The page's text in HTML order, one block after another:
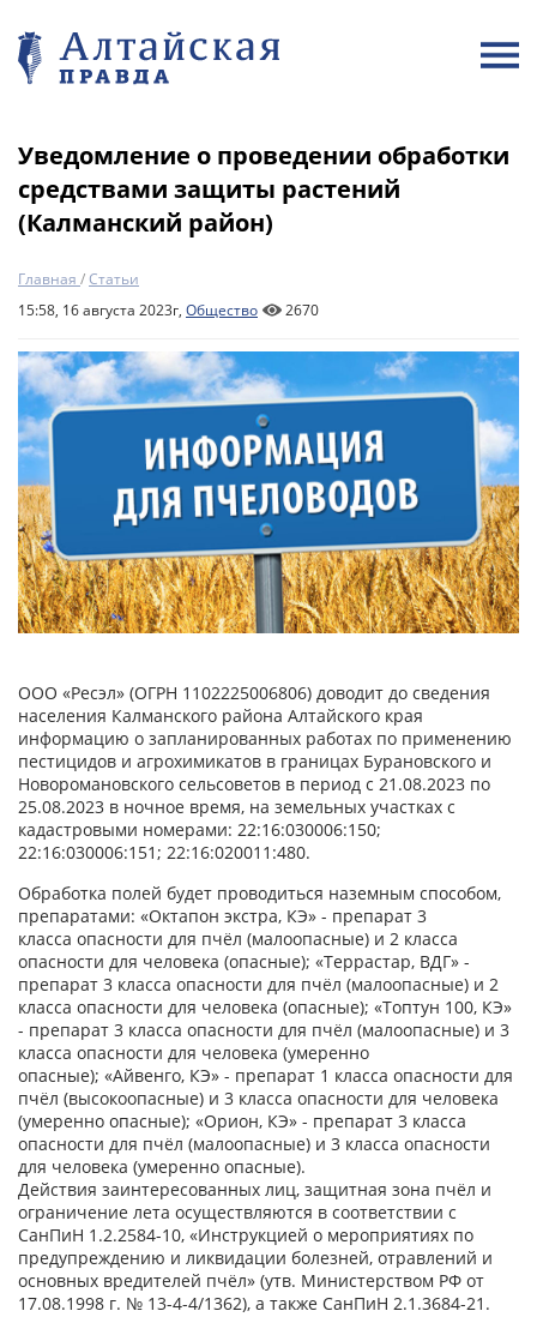
Уведомление о проведении обработки
средствами защиты растений
(Калманский район)
Главная /Статьи
15:58, 16 августа 2023г, Общество 2670
ООО «Ресэл» (ОГРН 1102225006806) доводит до сведения
населения Калманского района Алтайского края
информацию о запланированных работах по применению
пестицидов и агрохимикатов в границах Бурановского и
Новоромановского сельсоветов в период с 21.08.2023 по
25.08.2023 в ночное время, на земельных участках с
кадастровыми номерами: 22:16:030006:150;
22:16:030006:151; 22:16:020011:480.
Обработка полей будет проводиться наземным способом,
препаратами: «Октапон экстра, КЭ» - препарат 3
класса опасности для пчёл (малоопасные) и 2 класса
опасности для человека (опасные); «Террастар, ВДГ» -
препарат 3 класса опасности для пчёл (малоопасные) и 2
класса опасности для человека (опасные); «Топтун 100, КЭ»
- препарат 3 класса опасности для пчёл (малоопасные) и 3
класса опасности для человека (умеренно
опасные); «Айвенго, КЭ» - препарат 1 класса опасности для
пчёл (высокоопасные) и 3 класса опасности для человека
(умеренно опасные); «Орион, КЭ» - препарат 3 класса
опасности для пчёл (малоопасные) и 3 класса опасности
для человека (умеренно опасные).
Действия заинтересованных лиц, защитная зона пчёл и
ограничение лета осуществляются в соответствии с
СанПиН 1.2.2584-10, «Инструкцией о мероприятиях по
предупреждению и ликвидации болезней, отравлений и
основных вредителей пчёл» (утв. Министерством РФ от
17.08.1998 г. № 13-4-4/1362), а также СанПиН 2.1.3684-21.